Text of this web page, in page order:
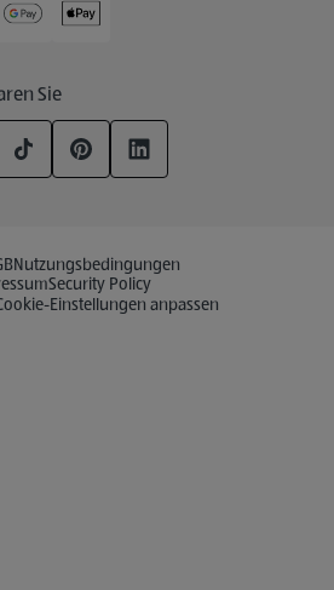
Sie
Nutzungsbedingungen
Security Policy
Einstellungen anpassen